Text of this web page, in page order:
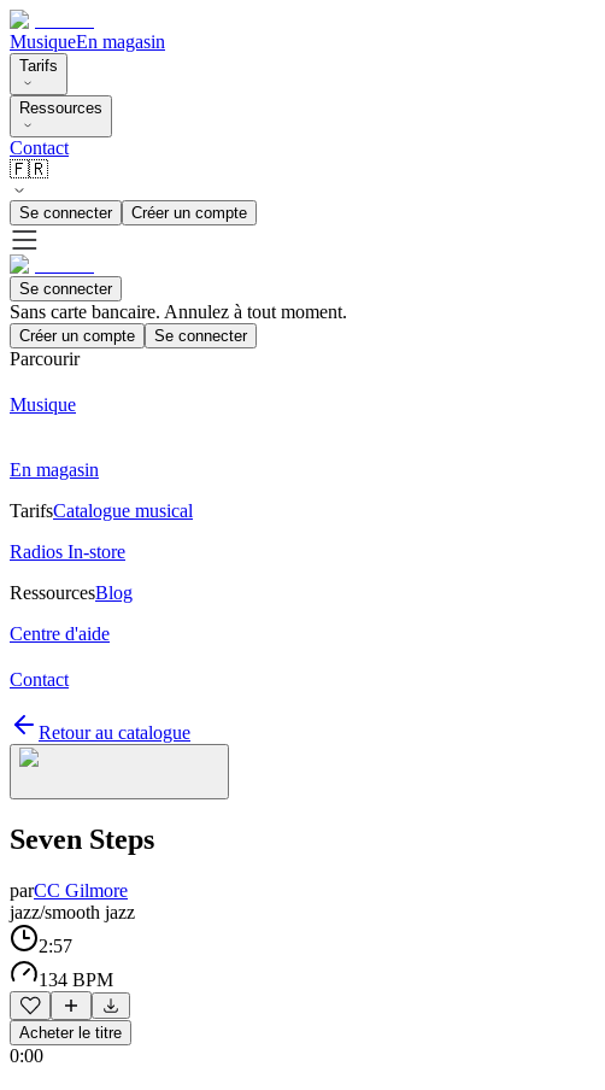
MusiqueEn magasin
Tarifs
Ressources
Contact
🇫🇷
Se connecter Créer un compte
Se connecter
Sans carte bancaire. Annulez à tout moment.
Créer un compte Se connecter
Parcourir
Musique
En magasin
TarifsCatalogue musical
Radios In-store
RessourcesBlog
Centre d'aide
Contact
Retour au catalogue
Seven Steps
parCC Gilmore
jazz/smooth jazz
2:57
134 BPM
Acheter le titre
0:00